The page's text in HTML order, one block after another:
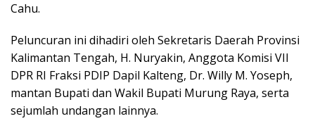
Cahu.
Peluncuran ini dihadiri oleh Sekretaris Daerah Provinsi
Kalimantan Tengah, H. Nuryakin, Anggota Komisi VII
DPR RI Fraksi PDIP Dapil Kalteng, Dr. Willy M. Yoseph,
mantan Bupati dan Wakil Bupati Murung Raya, serta
sejumlah undangan lainnya.